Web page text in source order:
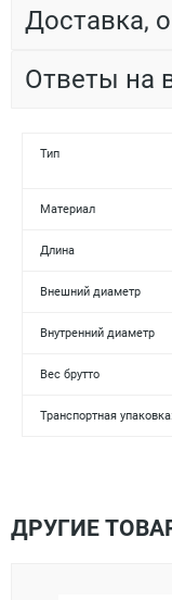
Доставка,
Ответы на
Тип
Материал
Длина
Внешний диаметр
Внутренний диаметр
Вес брутто
Транспортная
ДРУГИЕ